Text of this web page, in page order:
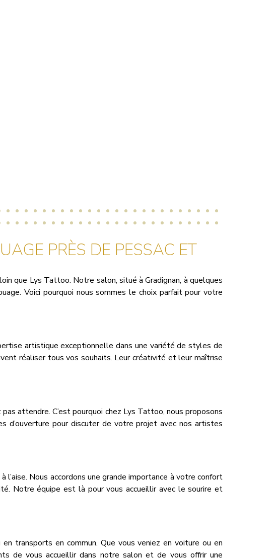
PRÈS DE PESSAC ET
que Lys Tattoo. Notre salon, situé à Gradignan, à quelques
Voici pourquoi nous sommes le choix parfait pour votre
artistique exceptionnelle dans une variété de styles de
réaliser tous vos souhaits. Leur créativité et leur maîtrise
attendre. C’est pourquoi chez Lys Tattoo, nous proposons
d’ouverture pour discuter de votre projet avec nos artistes
Nous accordons une grande importance à votre confort
Notre équipe est là pour vous accueillir avec le sourire et
transports en commun. Que vous veniez en voiture ou en
de vous accueillir dans notre salon et de vous offrir une